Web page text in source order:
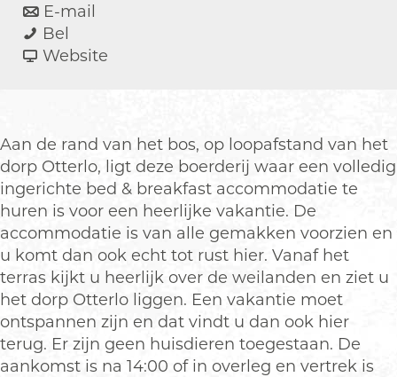
A
c
h
t
e
r
h
u
y
s
a
r
'
t
A
c
h
t
e
r
h
u
y
E-mail
a
B
'
t
A
c
h
t
e
r
h
u
Bel
&
A
c
h
t
e
r
h
u
y
s
Website
&
B
'
t
A
c
h
t
e
r
h
Aan de rand van het bos, op loopafstand van het
dorp Otterlo, ligt deze boerderij waar een volledig
ingerichte bed & breakfast accommodatie te
huren is voor een heerlijke vakantie. De
accommodatie is van alle gemakken voorzien en
u komt dan ook echt tot rust hier. Vanaf het
terras kijkt u heerlijk over de weilanden en ziet u
het dorp Otterlo liggen. Een vakantie moet
ontspannen zijn en dat vindt u dan ook hier
terug. Er zijn geen huisdieren toegestaan. De
aankomst is na 14:00 of in overleg en vertrek is